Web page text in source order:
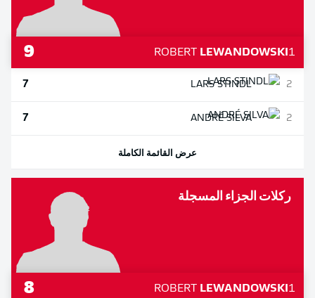
1
ROBERT LEWANDOWSKI
9
2
LARSSTINDL
7
2
ANDRÉSILVA
7
عرض القائمة الكاملة
ركلات الجزاء المسجلة
1
ROBERT LEWANDOWSKI
8